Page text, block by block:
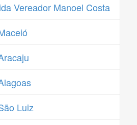
Vereador Manoel Costa
Luiz